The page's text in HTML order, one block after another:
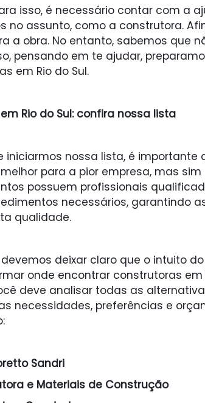
isso, é necessário contar com a
no assunto, como a construtora.
a obra. No entanto, sabemos que
pensando em te ajudar,
em Rio do Sul.
Rio do Sul: confira nossa lista
iniciarmos nossa lista, é importante
para a pior empresa, mas
possuem profissionais
necessários, garantindo
qualidade.
deixar claro que o intuito
onde encontrar construtoras em
deve analisar todas as
necessidades, preferências e
Sandri
e Materiais de Construção